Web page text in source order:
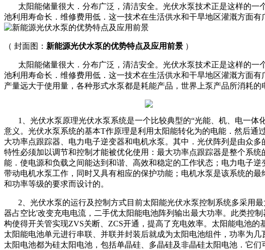
太阳能储量很大．分布广泛，清洁安全。光伏水泵技术正是这样的一
池利用寿命长．维修费用低．这一技术在生活供水和干旱地区灌溉方面
（ 封面图： 新能源光伏水泵的优势特点及应用前景 ）
太阳能储量很大．分布广泛，清洁安全。光伏水泵技术正是这样的一
池利用寿命长．维修费用低．这一技术在生活供水和干旱地区灌溉方面
产量远大于使用量，各种形式水泵都是耗能产品，世界上泵产品所消耗
1、光伏水泵原理光伏水泵系统是一个比较典型的“光能、机、电一体
意义。光伏水泵系统的基本T作原理是利用太阳能转化为的电能．然后
大功率点跟踪器、电力电子逆变器和电机水泵。其中．光伏阵列是由众
特性必须加以调节和控制才能被优化使用：最大功率点跟踪器是整个系
能．使电源和负载之间能达到和谐、高效和稳定的工作状态；电力电子
带动电机水泵工作，同时又具有相应的保护功能；电机水泵是该系统的
和功率等级的要求而设计的。
2、光伏水泵的运行及控制方式目前太阳能光伏水泵控制系统多采用
器占空比'改变充电电流，二手优太阳能电池阵列输出最大功率。此类控
构使得开关管实现ZVS关断、ZCS开通，提高了充电效率。太阳能电池
太阳能电池单元进行串联、并联并封装后就成为太阳电池组件，功率为
太阳电池都为硅太阳电池，包括单晶硅、多晶硅及非晶硅太阳电池．它